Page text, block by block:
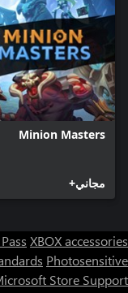
Minion Masters
مجاني+
XBOX accessories
Photosensitive
Store Support